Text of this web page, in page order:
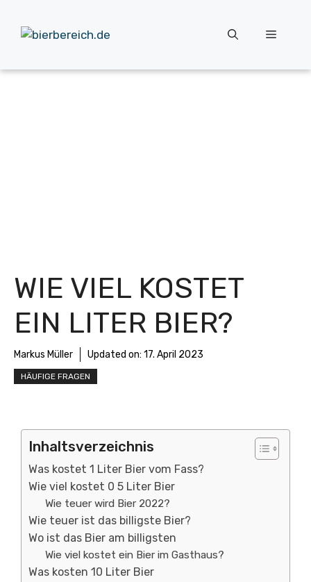
Inhalt
springen
Menü
WIE VIEL KOSTET
EIN LITER BIER?
Markus Müller Updated on: 17. April 2023
HÄUFIGE FRAGEN
Inhaltsverzeichnis
Was kostet 1 Liter Bier vom Fass?
Wie viel kostet 0 5 Liter Bier
Wie teuer wird Bier 2022?
Wie teuer ist das billigste Bier?
Wo ist das Bier am billigsten
Wie viel kostet ein Bier im Gasthaus?
Was kosten 10 Liter Bier